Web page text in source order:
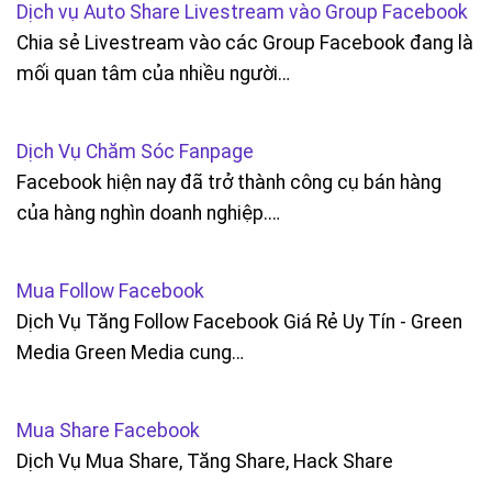
Dịch vụ Auto Share Livestream vào Group Facebook
Chia sẻ Livestream vào các Group Facebook đang là
mối quan tâm của nhiều người…
Dịch Vụ Chăm Sóc Fanpage
Facebook hiện nay đã trở thành công cụ bán hàng
của hàng nghìn doanh nghiệp.…
Mua Follow Facebook
Dịch Vụ Tăng Follow Facebook Giá Rẻ Uy Tín - Green
Media Green Media cung…
Mua Share Facebook
Dịch Vụ Mua Share, Tăng Share, Hack Share